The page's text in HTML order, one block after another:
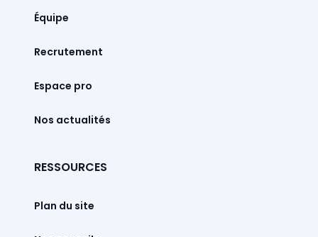
Équipe
Recrutement
Espace pro
Nos actualités
RESSOURCES
Plan du site